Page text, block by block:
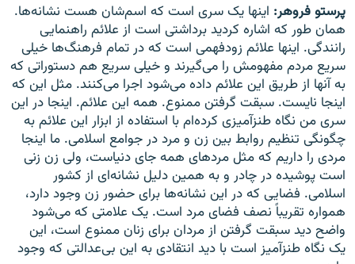
پرستو فروهر: اینها یک سری است که اسم‌شان هست نشانه‌ها.
همان طور که اشاره کردید برداشتی است از علائم راهنمایی
رانندگی. اینها علائم زودفهمی است که در تمام فرهنگ‌ها خیلی
سریع مردم مفهومش را می‌گیرند و خیلی سریع هم دستوراتی که
به آنها از طریق این علائم داده می‌شود اجرا می‌کنند. مثل این که
اینجا نایست. سبقت گرفتن ممنوع. همه این علائم. اینجا در این
سری من نگاه طنزآمیزی کرده‌ام با استفاده از ابزار این علائم به
چگونگی تنظیم روابط بین زن و مرد در جوامع اسلامی. ما اینجا
مردی را داریم که مثل مردهای همه جای دنیاست، ولی زن زنی
است پوشیده در چادر و به همین دلیل نشانه‌ای از کشور
اسلامی. فضایی که در این نشانه‌ها برای حضور زن وجود دارد،
همواره تقریباً نصف فضای مرد است. یک علامتی که می‌شود
واضح دید سبقت گرفتن از مردان برای زنان ممنوع است، این
یک نگاه طنزآمیز است با دید انتقادی به این بی‌عدالتی که وجود